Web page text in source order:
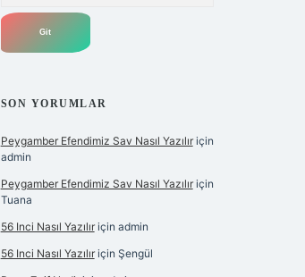
SON YORUMLAR
Peygamber Efendimiz Sav Nasıl Yazılıriçin
admin
Peygamber Efendimiz Sav Nasıl Yazılıriçin
Tuana
56 Inci Nasıl Yazılıriçin admin
56 Inci Nasıl Yazılıriçin Şengül